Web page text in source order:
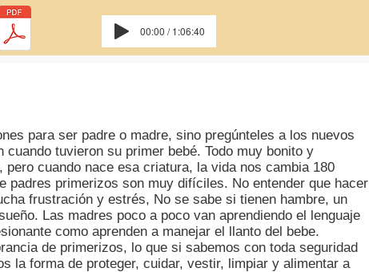
00:00 / 1:06:40
para ser padre o madre, sino pregúnteles a los nuevos
cuando tuvieron su primer bebé. Todo muy bonito y
pero cuando nace esa criatura, la vida nos cambia 180
padres primerizos son muy difíciles. No entender que hacer
frustración y estrés, No se sabe si tienen hambre, un
Las madres poco a poco van aprendiendo el lenguaje
como aprenden a manejar el llanto del bebe.
de primerizos, lo que si sabemos con toda seguridad
la forma de proteger, cuidar, vestir, limpiar y alimentar a